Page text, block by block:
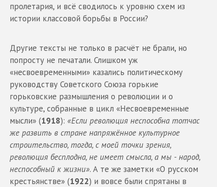
пролетария, и всё сводилось к уровню схем из
истории классовой борьбы в России?
Другие тексты не только в расчёт не брали, но
попросту не печатали. Слишком уж
«несвоевременными» казались политическому
руководству Советского Союза горькие
горьковские размышления о революции и о
культуре, собранные в цикл «Несвоевременные
мысли» (1918): «Если революция неспособна тотчас
же развить в стране напряжённое культурное
строительство, тогда, с моей точки зрения,
революция бесплодна, не имеет смысла, а мы - народ,
неспособный к жизни». А те же заметки «О русском
крестьянстве» (1922) и вовсе были спрятаны в